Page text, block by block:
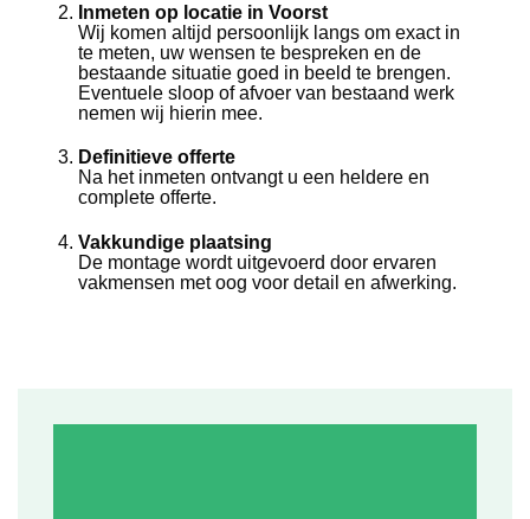
Inmeten op locatie in Voorst
Wij komen altijd persoonlijk langs om exact in
te meten, uw wensen te bespreken en de
bestaande situatie goed in beeld te brengen.
Eventuele sloop of afvoer van bestaand werk
nemen wij hierin mee.
Definitieve offerte
Na het inmeten ontvangt u een heldere en
complete offerte.
Vakkundige plaatsing
De montage wordt uitgevoerd door ervaren
vakmensen met oog voor detail en afwerking.